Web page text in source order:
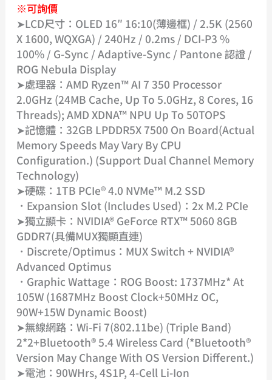
※可詢價
➤LCD尺寸：OLED 16″ 16:10(薄邊框) / 2.5K (2560
X 1600, WQXGA) / 240Hz / 0.2ms / DCI-P3 %
100% / G-Sync / Adaptive-Sync / Pantone 認證 /
ROG Nebula Display
➤處理器：AMD Ryzen™ AI 7 350 Processor
2.0GHz (24MB Cache, Up To 5.0GHz, 8 Cores, 16
Threads); AMD XDNA™ NPU Up To 50TOPS
➤記憶體：32GB LPDDR5X 7500 On Board(Actual
Memory Speeds May Vary By CPU
Configuration.) (Support Dual Channel Memory
Technology)
➤硬碟：1TB PCIe® 4.0 NVMe™ M.2 SSD
．Expansion Slot (includes Used)：2x M.2 PCIe
➤獨立顯卡：NVIDIA® GeForce RTX™ 5060 8GB
GDDR7(具備MUX獨顯直連)
．Discrete/Optimus：MUX Switch + NVIDIA®
Advanced Optimus
．Graphic Wattage：ROG Boost: 1737MHz* At
105W (1687MHz Boost Clock+50MHz OC,
90W+15W Dynamic Boost)
➤無線網路：Wi-Fi 7(802.11be) (Triple Band)
2*2+Bluetooth® 5.4 Wireless Card (*Bluetooth®
Version May Change With OS Version Different.)
➤電池：90WHrs, 4S1P, 4-Cell Li-Ion